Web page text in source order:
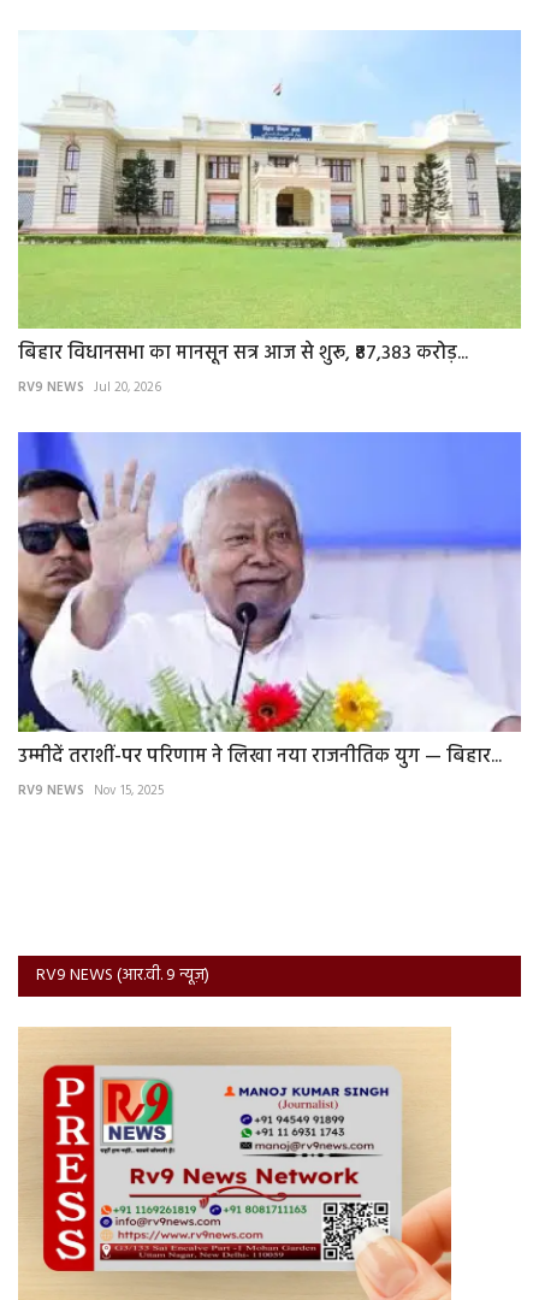
बिहार विधानसभा का मानसून सत्र आज से शुरू, ₹87,383 करोड़...
RV9 NEWS Jul 20, 2026
उम्मीदें तराशीं-पर परिणाम ने लिखा नया राजनीतिक युग — बिहार...
RV9 NEWS Nov 15, 2025
RV9 NEWS (आर.वी. 9 न्यूज़)